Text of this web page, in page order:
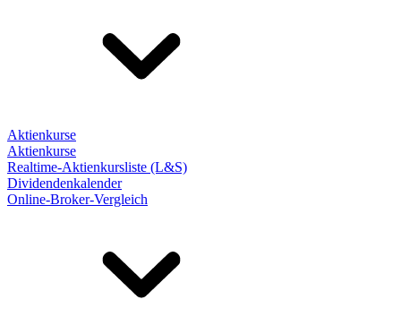
Aktienkurse
Aktienkurse
Realtime-Aktienkursliste (L&S)
Dividendenkalender
Online-Broker-Vergleich